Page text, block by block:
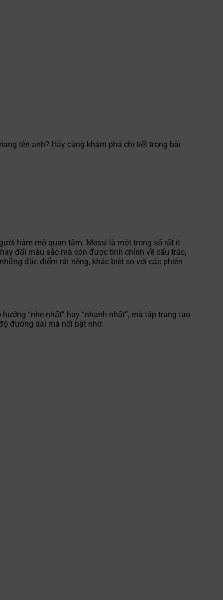
tên anh? Hãy cùng khám phá chi tiết trong bài
hâm mộ quan tâm. Messi là một trong số rất ít
đổi màu sắc mà còn được tinh chỉnh về cấu trúc,
đặc điểm rất riêng, khác biệt so với các phiên
“nhẹ nhất” hay “nhanh nhất”, mà tập trung tạo
đường dài mà nổi bật nhờ: